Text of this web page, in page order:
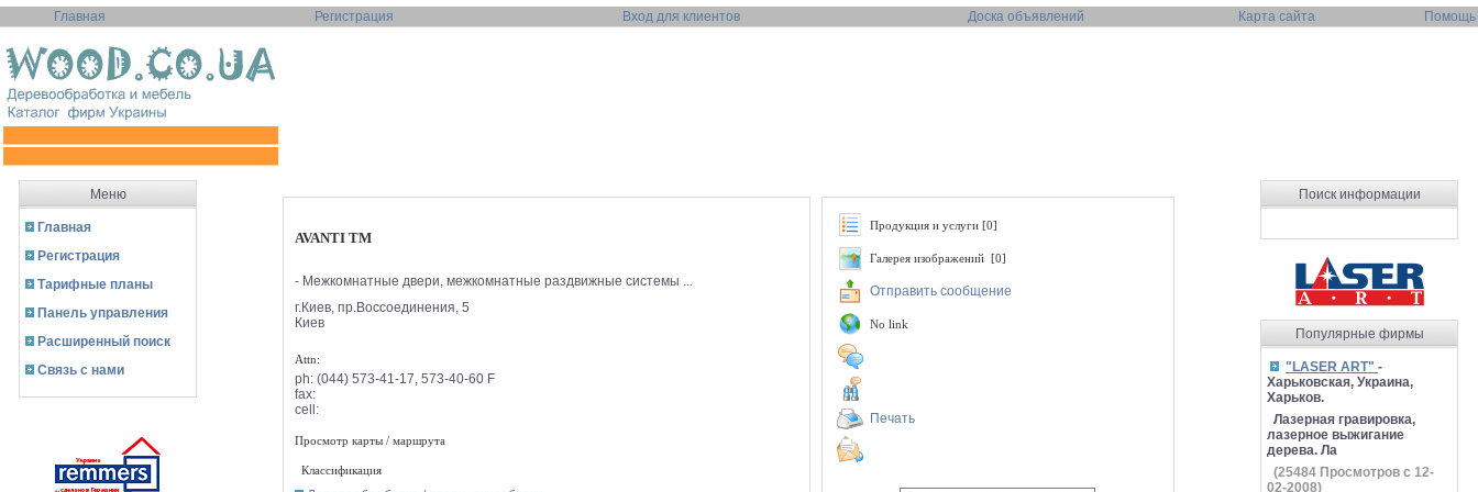
Главная Регистрация Вход для клиентов Доска объявлений Карта сайта Помощь
Меню
Главная
Регистрация
Тарифные планы
Панель управления
Расширенный поиск
Связь с нами
AVANTI ТМ
- Межкомнатные двери, межкомнатные раздвижные системы ...
г.Киев, пр.Воссоединения, 5
Киев
Attn:
ph: (044) 573-41-17, 573-40-60 F
fax:
cell:
Просмотр карты / маршрута
Классификация
Продукция и услуги [0]
Галерея изображений [0]
Отправить сообщение
No link
Печать
Поиск информации
Популярные фирмы
"LASER ART" -
Харьковская, Украина,
Харьков.
Лазерная гравировка,
лазерное выжигание
дерева. Ла
(25484 Просмотров с 12-
02-2008)